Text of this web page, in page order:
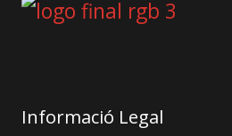
Informació Legal